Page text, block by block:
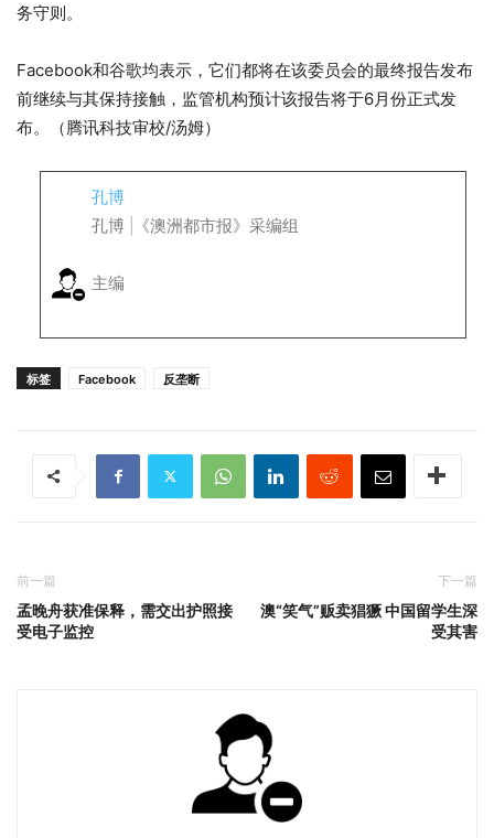
务守则。
Facebook和谷歌均表示，它们都将在该委员会的最终报告发布
前继续与其保持接触，监管机构预计该报告将于6月份正式发
布。（腾讯科技审校/汤姆）
孔博
孔博 |《澳洲都市报》采编组
主编
标签 Facebook 反垄断
前一篇
孟晚舟获准保释，需交出护照接
受电子监控
下一篇
澳“笑气”贩卖猖獗 中国留学生深
受其害